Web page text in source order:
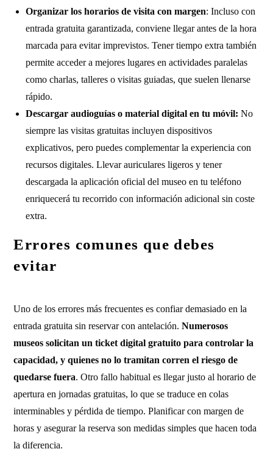
Organizar los horarios de visita con margen: Incluso con
entrada gratuita garantizada, conviene llegar antes de la hora
marcada para evitar imprevistos. Tener tiempo extra también
permite acceder a mejores lugares en actividades paralelas
como charlas, talleres o visitas guiadas, que suelen llenarse
rápido.
Descargar audioguías o material digital en tu móvil: No
siempre las visitas gratuitas incluyen dispositivos
explicativos, pero puedes complementar la experiencia con
recursos digitales. Llevar auriculares ligeros y tener
descargada la aplicación oficial del museo en tu teléfono
enriquecerá tu recorrido con información adicional sin coste
extra.
Errores comunes que debes
evitar
Uno de los errores más frecuentes es confiar demasiado en la
entrada gratuita sin reservar con antelación.Numerosos
museos solicitan un ticket digital gratuito para controlar la
capacidad, y quienes no lo tramitan corren el riesgo de
quedarse fuera. Otro fallo habitual es llegar justo al horario de
apertura en jornadas gratuitas, lo que se traduce en colas
interminables y pérdida de tiempo. Planificar con margen de
horas y asegurar la reserva son medidas simples que hacen toda
la diferencia.